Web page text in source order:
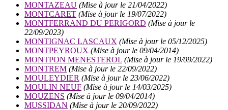
MONTAZEAU (Mise à jour le 21/04/2022)
MONTCARET (Mise à jour le 19/07/2022)
MONTFERRAND DU PERIGORD (Mise à jour le
22/09/2023)
MONTIGNAC LASCAUX (Mise à jour le 05/12/2025)
MONTPEYROUX (Mise à jour le 09/04/2014)
MONTPON MENESTEROL (Mise à jour le 19/09/2022)
MONTREM (Mise à jour le 22/09/2022)
MOULEYDIER (Mise à jour le 23/06/2022)
MOULIN NEUF (Mise à jour le 14/03/2025)
MOUZENS (Mise à jour le 09/04/2014)
MUSSIDAN (Mise à jour le 20/09/2022)